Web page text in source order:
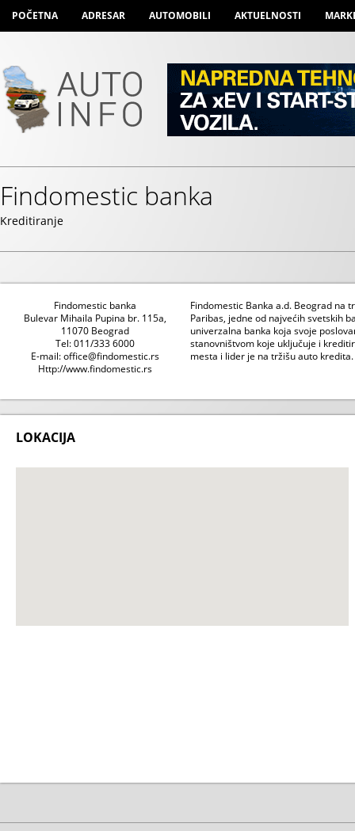
POČETNA ADRESAR AUTOMOBILI AKTUELNOSTI
Findomestic banka
Kreditiranje
Findomestic banka
Bulevar Mihaila Pupina br. 115a,
11070 Beograd
Tel: 011/333 6000
E-mail: office@findomestic.rs
Http://www.findomestic.rs
Findomestic Banka a.d. Beograd na
Paribas, jedne od najvećih svetskih
univerzalna banka koja svoje
stanovništvom koje uključuje i
mesta i lider je na tržišu auto kredita.
LOKACIJA